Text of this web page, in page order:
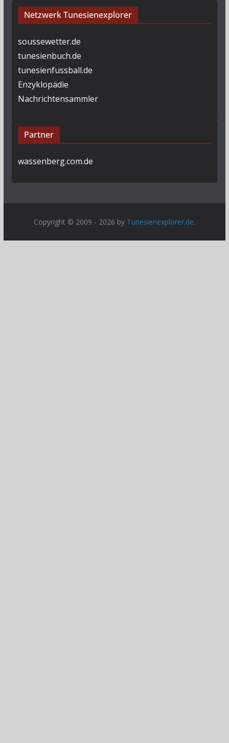
Netzwerk Tunesienexplorer
soussewetter.de
tunesienbuch.de
tunesienfussball.de
Enzyklopädie
Nachrichtensammler
Partner
wassenberg.com.de
Copyright © 2009 - 2026 by Tunesienexplorer.de.